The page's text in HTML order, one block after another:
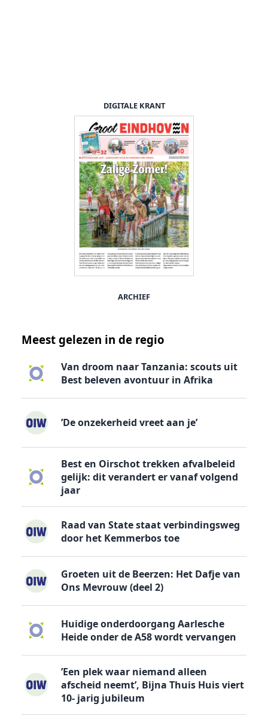
DIGITALE KRANT
ARCHIEF
Meest gelezen in de regio
Van droom naar Tanzania: scouts uit
Best beleven avontuur in Afrika
’De onzekerheid vreet aan je’
Best en Oirschot trekken afvalbeleid
gelijk: dit verandert er vanaf volgend
jaar
Raad van State staat verbindingsweg
door het Kemmerbos toe
Groeten uit de Beerzen: Het Dafje van
Ons Mevrouw (deel 2)
Huidige onderdoorgang Aarlesche
Heide onder de A58 wordt vervangen
’Een plek waar niemand alleen
afscheid neemt’, Bijna Thuis Huis viert
10- jarig jubileum